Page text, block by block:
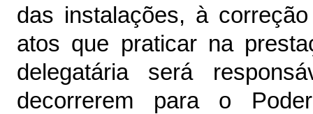
das instalações, à
atos que praticar na
delegatária será
decorrerem para o